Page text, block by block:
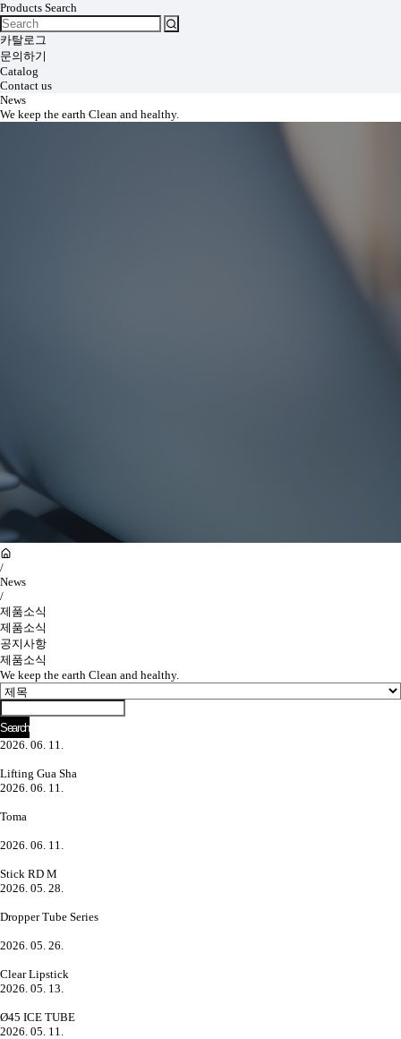
Products Search
카탈로그
문의하기
Catalog
Contact us
News
We keep the earth Clean and healthy.
/
News
/
제품소식
제품소식
공지사항
제품소식
We keep the earth Clean and healthy.
2026. 06. 11.
Lifting Gua Sha
2026. 06. 11.
Toma
2026. 06. 11.
Stick RD M
2026. 05. 28.
Dropper Tube Series
2026. 05. 26.
Clear Lipstick
2026. 05. 13.
Ø45 ICE TUBE
2026. 05. 11.